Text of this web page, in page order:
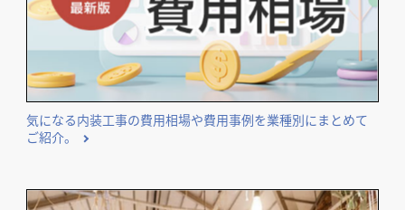
気になる内装工事の費用相場や費用事例を業種別にまとめて
ご紹介。